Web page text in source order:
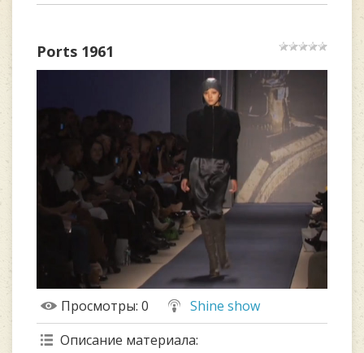
Ports 1961
Просмотры: 0
Shine show
Описание материала: